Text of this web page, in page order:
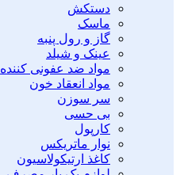
دستکش
ماسک
گاز و رول پنبه
عینک و شیلد
مواد ضد عفونی کننده
مواد انعقاد خون
سر سوزن
بی حسی
کارپول
نوار ماتریکس
کاغذ ارتیکولاسیون